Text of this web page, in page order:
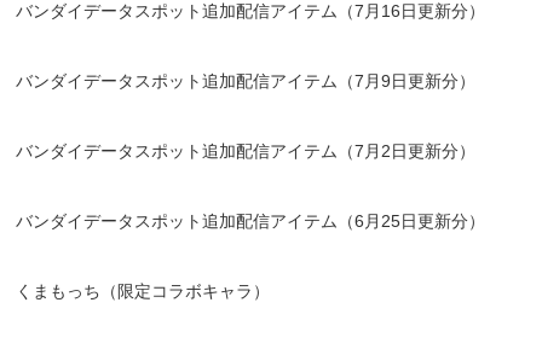
バンダイデータスポット追加配信アイテム（7月16日更新分）
バンダイデータスポット追加配信アイテム（7月9日更新分）
バンダイデータスポット追加配信アイテム（7月2日更新分）
バンダイデータスポット追加配信アイテム（6月25日更新分）
くまもっち（限定コラボキャラ）